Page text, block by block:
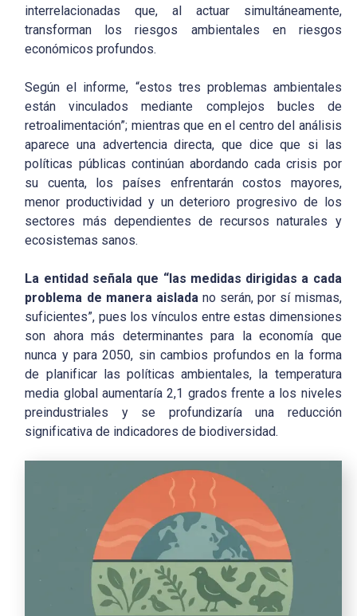
interrelacionadas que, al actuar simultáneamente,
transforman los riesgos ambientales en riesgos
económicos profundos.
Según el informe, “estos tres problemas ambientales
están vinculados mediante complejos bucles de
retroalimentación”; mientras que en el centro del análisis
aparece una advertencia directa, que dice que si las
políticas públicas continúan abordando cada crisis por
su cuenta, los países enfrentarán costos mayores,
menor productividad y un deterioro progresivo de los
sectores más dependientes de recursos naturales y
ecosistemas sanos.
La entidad señala que “las medidas dirigidas a cada
problema de manera aislada no serán, por sí mismas,
suficientes”, pues los vínculos entre estas dimensiones
son ahora más determinantes para la economía que
nunca y para 2050, sin cambios profundos en la forma
de planificar las políticas ambientales, la temperatura
media global aumentaría 2,1 grados frente a los niveles
preindustriales y se profundizaría una reducción
significativa de indicadores de biodiversidad.